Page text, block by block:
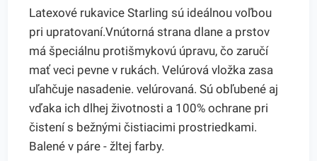
Latexové rukavice Starling sú ideálnou voľbou
pri upratovaní.Vnútorná strana dlane a prstov
má špeciálnu protišmykovú úpravu, čo zaručí
mať veci pevne v rukách. Velúrová vložka zasa
uľahčuje nasadenie. velúrovaná. Sú obľubené aj
vďaka ich dlhej životnosti a 100% ochrane pri
čistení s bežnými čistiacimi prostriedkami.
Balené v páre - žltej farby.